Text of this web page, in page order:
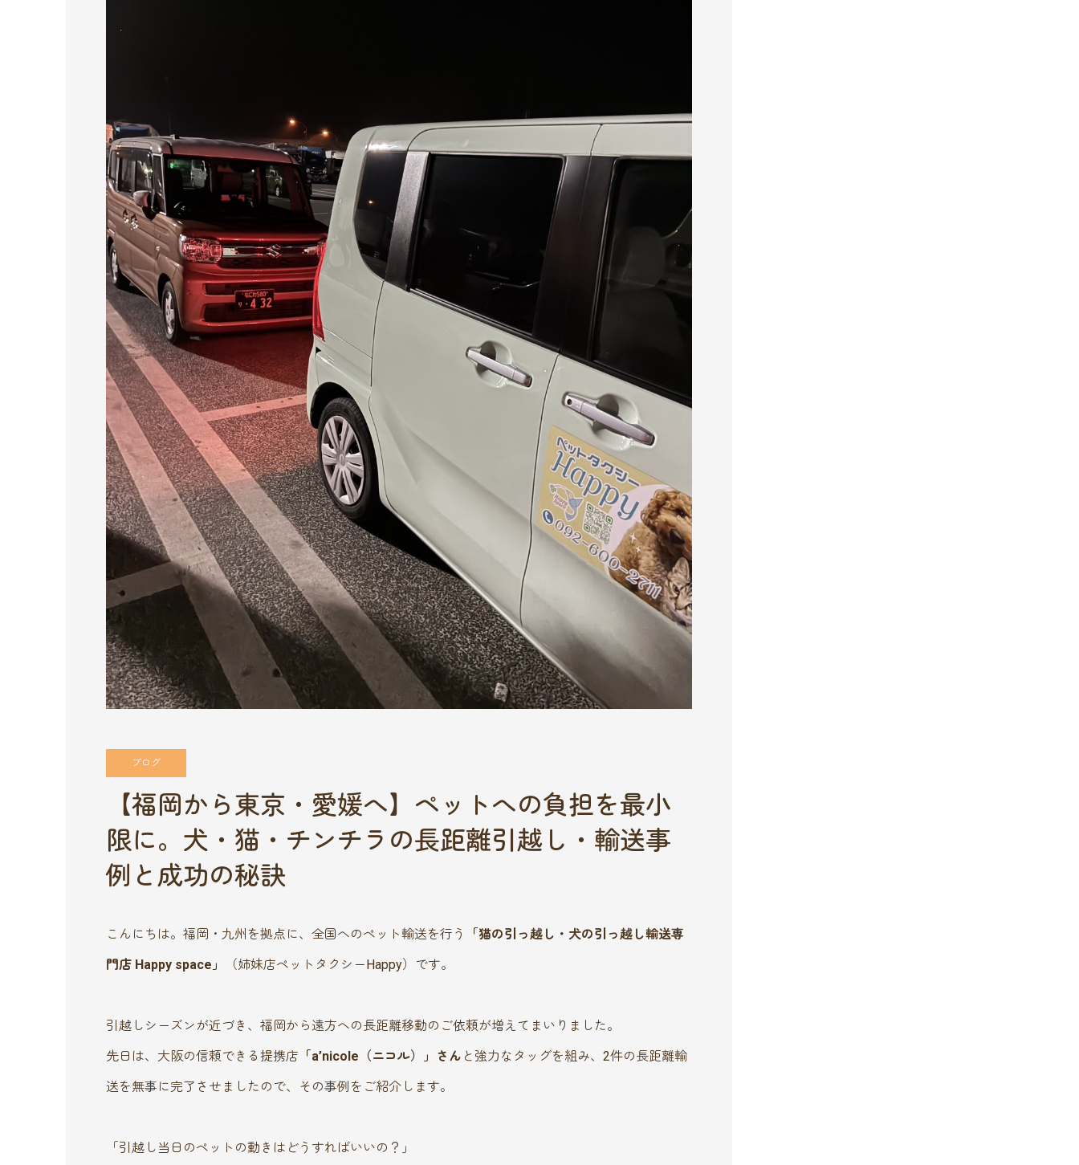
ブログ
【福岡から東京・愛媛へ】ペットへの負担を最小
限に。犬・猫・チンチラの長距離引越し・輸送事
例と成功の秘訣
こんにちは。福岡・九州を拠点に、全国へのペット輸送を行う
「猫の引っ越し・犬の引っ越し輸送専
門店 Happy space」
（姉妹店ペットタクシーHappy）です。
引越しシーズンが近づき、福岡から遠方への長距離移動のご依頼が増えてまいりました。
先日は、大阪の信頼できる提携店 「a’nicole（ニコル）」さん と強力なタッグを組み、2件の長距離輸
送を無事に完了させましたので、その事例をご紹介します。
「引越し当日のペットの動きはどうすればいいの？」